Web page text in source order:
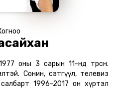
оны 3 сарын 11-нд төрсөн.
Сонин, сэтгүүл, телевиз
1996-2017 он хүртэл